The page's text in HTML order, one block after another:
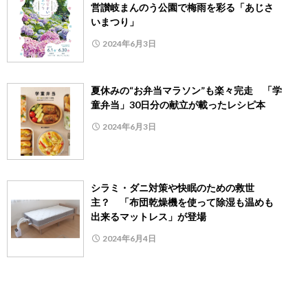
営讃岐まんのう公園で梅雨を彩る「あじさ
いまつり」
2024年6月3日
夏休みの“お弁当マラソン”も楽々完走 「学
童弁当」30日分の献立が載ったレシピ本
2024年6月3日
シラミ・ダニ対策や快眠のための救世
主？ 「布団乾燥機を使って除湿も温めも
出来るマットレス」が登場
2024年6月4日